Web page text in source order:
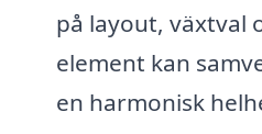
på layout, växtval
element kan
en harmonisk